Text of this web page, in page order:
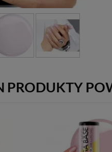
PRODUKTY